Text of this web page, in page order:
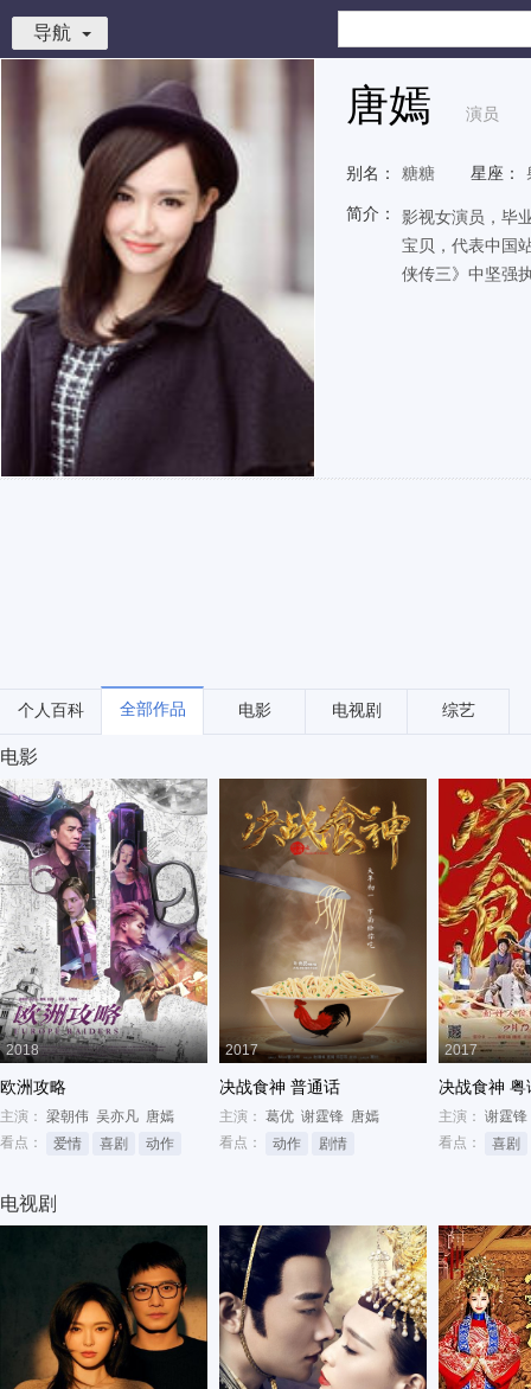
导航
唐嫣 演员
别名： 糖糖 星座：
简介：
影视女演员，毕
宝贝，代表中国
侠传三》中坚强
个人百科 全部作品 电影 电视剧 综艺
电影
2018
欧洲攻略
主演： 梁朝伟 吴亦凡 唐嫣
看点：
爱情 喜剧 动作
2017
决战食神 普通话
主演： 葛优 谢霆锋 唐嫣
看点：
动作 剧情
2017
决战食神 粤
主演： 谢霆锋
看点：
喜剧
电视剧